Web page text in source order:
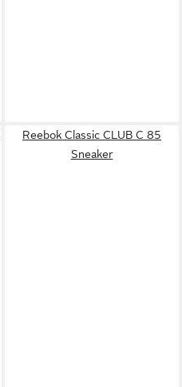
Reebok Classic CLUB C 85
Sneaker